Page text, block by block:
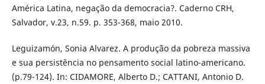
América Latina, negação da democracia?. Caderno CRH,
Salvador, v.23, n.59. p. 353-368, maio 2010.
Leguizamón, Sonia Alvarez. A produção da pobreza massiva
e sua persistência no pensamento social latino-americano.
(p.79-124). In: CIDAMORE, Alberto D.; CATTANI, Antonio D.